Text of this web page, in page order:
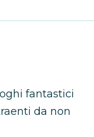
fantastici
da non